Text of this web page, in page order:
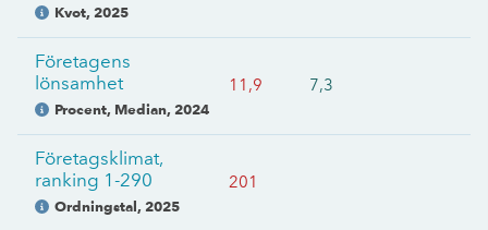
Kvot, 2025
Företagens
lönsamhet
Procent, Median, 2024
11,9 7,3
Företagsklimat,
ranking 1-290
Ordningstal, 2025
201